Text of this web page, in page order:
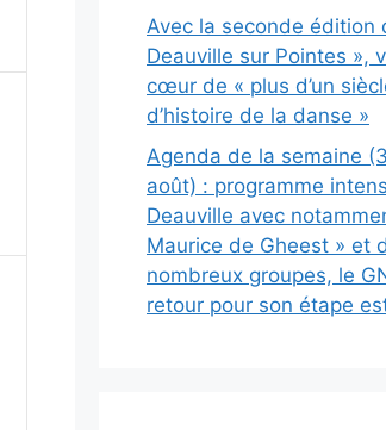
Avec la seconde édition
Deauville sur Pointes »,
cœur de « plus d’un
d’histoire de la danse »
Agenda de la semaine
août) : programme
Deauville avec
Maurice de Gheest » et
nombreux groupes, le
retour pour son étape